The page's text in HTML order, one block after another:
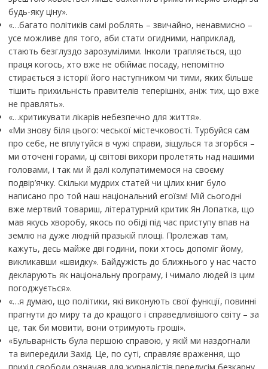
будь-яку ціну».
«…багато політиків самі роблять – звичайно, ненавмисно –
усе можливе для того, аби стати огидними, наприклад,
стають безглуздо зарозумілими. Інколи трапляється, що
праця когось, хто вже не обіймає посаду, непомітно
стирається з історії його наступником чи тими, яких більше
тішить прихильність правителів теперішніх, аніж тих, що вже
не правлять».
«…критикувати лікарів небезпечно для життя».
«Ми знову біля цього: чеської містечковості. Турбуйся сам
про себе, не вплутуйся в чужі справи, зіщулься та згорбся –
ми оточені горами, ці світові вихори пролетять над нашими
головами, і так ми й далі колупати­мемося на своєму
подвір’ячку. Скільки мудрих статей чи цілих книг було
написано про той наш національний егоїзм! Мій сьогодні
вже мертвий товариш, літературний критик Ян Лопатка, що
мав якусь хворобу, якось по обіді під час приступу впав на
землю на дуже людній празькій площі. Пролежав там,
кажуть, десь майже дві години, поки хтось допоміг йому,
викликавши «швидку». Байдужість до ближнього у нас часто
декларують як національну програму, і чимало людей із цим
погоджується».
«…я думаю, що політики, які виконують свої функції, повинні
прагнути до миру та до кращого і справедливішого світу – за
це, так би мовити, вони отримують гроші».
«Бульварність була першою справою, у якій ми наздогнали
та випередили Захід. Це, по суті, справляє враження, що